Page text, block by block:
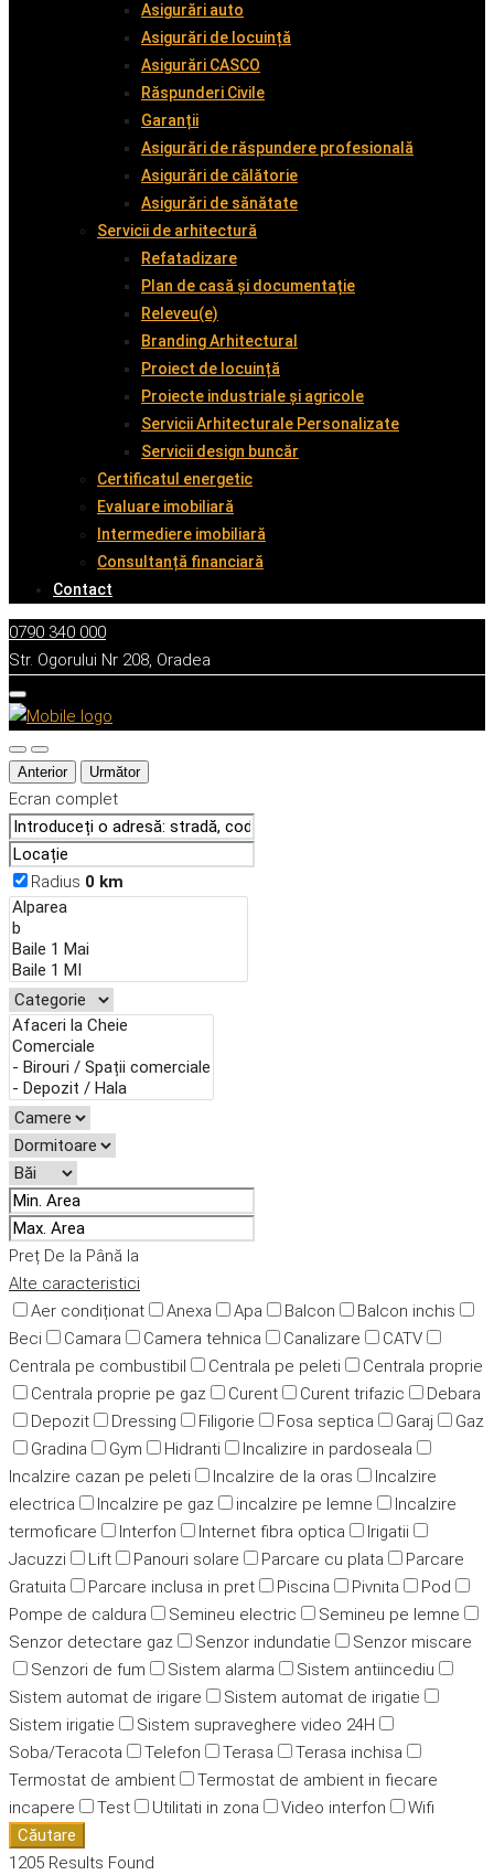
Asigurări auto
Asigurări de locuință
Asigurări CASCO
Răspunderi Civile
Garanții
Asigurări de răspundere profesională
Asigurări de călătorie
Asigurări de sănătate
Servicii de arhitectură
Refatadizare
Plan de casă și documentație
Releveu(e)
Branding Arhitectural
Proiect de locuință
Proiecte industriale și agricole
Servicii Arhitecturale Personalizate
Servicii design buncăr
Certificatul energetic
Evaluare imobiliară
Intermediere imobiliară
Consultanță financiară
Contact
0790 340 000
Str. Ogorului Nr 208, Oradea
Anterior Următor
Ecran complet
Radius 0 km
Preț De la Până la
Alte caracteristici
Aer condiționat
Anexa Apa Balcon
Balcon inchis
Beci
Camara Camera tehnica Canalizare
CATV
Centrala pe combustibil
Centrala pe peleti
Centrala proprie
Centrala proprie pe gaz
Curent Curent trifazic
Debara
Depozit
Dressing Filigorie Fosa septica Garaj
Gaz
Gradina
Gym Hidranti
Incalizire in pardoseala
Incalzire cazan pe peleti
Incalzire de la oras
Incalzire
electrica
Incalzire pe gaz incalzire pe lemne
Incalzire
termoficare
Interfon Internet fibra optica
Irigatii
Jacuzzi
Lift Panouri solare Parcare cu plata
Parcare
Gratuita
Parcare inclusa in pret Piscina Pivnita
Pod
Pompe de caldura
Semineu electric
Semineu pe lemne
Senzor detectare gaz
Senzor indundatie
Senzor miscare
Senzori de fum
Sistem alarma
Sistem antiincediu
Sistem automat de irigare
Sistem automat de irigatie
Sistem irigatie
Sistem supraveghere video 24H
Soba/Teracota
Telefon Terasa
Terasa inchisa
Termostat de ambient
Termostat de ambient in fiecare
incapere
Test Utilitati in zona Video interfon
Wifi
Căutare
1205 Results Found